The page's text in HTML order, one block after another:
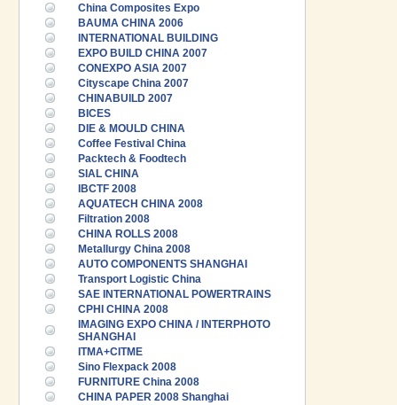
China Composites Expo
BAUMA CHINA 2006
INTERNATIONAL BUILDING
EXPO BUILD CHINA 2007
CONEXPO ASIA 2007
Cityscape China 2007
CHINABUILD 2007
BICES
DIE & MOULD CHINA
Coffee Festival China
Packtech & Foodtech
SIAL CHINA
IBCTF 2008
AQUATECH CHINA 2008
Filtration 2008
CHINA ROLLS 2008
Metallurgy China 2008
AUTO COMPONENTS SHANGHAI
Transport Logistic China
SAE INTERNATIONAL POWERTRAINS
CPHI CHINA 2008
IMAGING EXPO CHINA / INTERPHOTO
SHANGHAI
ITMA+CITME
Sino Flexpack 2008
FURNITURE China 2008
CHINA PAPER 2008 Shanghai